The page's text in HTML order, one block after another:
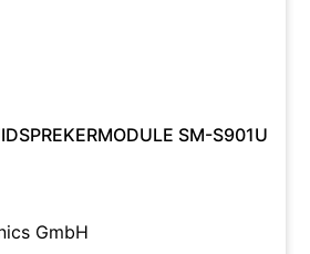
SM-S901U
GmbH